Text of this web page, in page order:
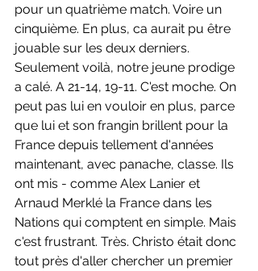
pour un quatrième match. Voire un
cinquième. En plus, ca aurait pu être
jouable sur les deux derniers.
Seulement voilà, notre jeune prodige
a calé. A 21-14, 19-11. C'est moche. On
peut pas lui en vouloir en plus, parce
que lui et son frangin brillent pour la
France depuis tellement d'années
maintenant, avec panache, classe. Ils
ont mis - comme Alex Lanier et
Arnaud Merklé la France dans les
Nations qui comptent en simple. Mais
c'est frustrant. Très. Christo était donc
tout près d'aller chercher un premier